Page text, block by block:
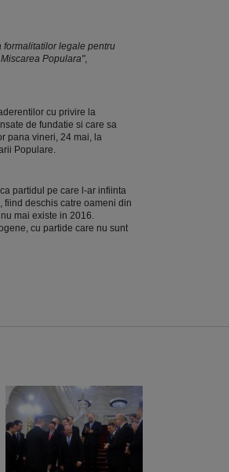
formalitatilor legale pentru
Populara",
cu privire la
de fundatie si care sa
pana vineri, 24 mai, la
Populare.
partidul pe care l-ar infiinta
fiind deschis catre oameni din
mai existe in 2016.
cu partide care nu sunt